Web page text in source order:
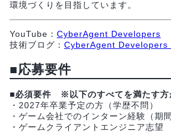
環境づくりを目指しています。
YouTube： CyberAgent Developers
技術ブログ： CyberAgent Developers
■応募要件
■必須要件
※以下のすべてを満たす方
・2027年卒業予定の方（学歴不問）
・ゲーム会社でのインターン経験（期
・ゲームクライアントエンジニア志望